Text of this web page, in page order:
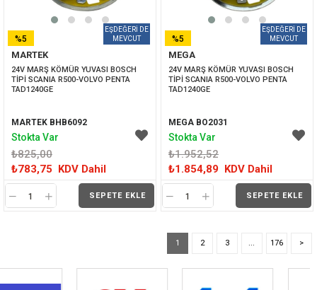
MARTEK
24V MARŞ KÖMÜR YUVASI BOSCH
TİPİ SCANIA R500-VOLVO PENTA
TAD1240GE
MARTEK BHB6092
₺825,00
₺783,75 KDV Dahil
SEPETE EKLE
%5
İNDIRIM
Stokta Var
MEGA
24V MARŞ KÖMÜR YUVASI BOSCH
TİPİ SCANIA R500-VOLVO PENTA
TAD1240GE
MEGA BO2031
₺1.952,52
₺1.854,89 KDV Dahil
SEPETE EKLE
%5
İNDIRIM
Stokta Var
1 2 3 ... 176 >